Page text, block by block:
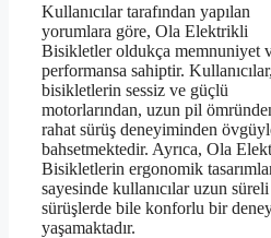
Kullanıcılar tarafından yapılan
yorumlara göre, Ola Elektrikli
Bisikletler oldukça memnuniyet
performansa sahiptir. Kullanıcılar,
bisikletlerin sessiz ve güçlü
motorlarından, uzun pil
rahat sürüş deneyiminden
bahsetmektedir. Ayrıca, Ola
Bisikletlerin ergonomik
sayesinde kullanıcılar uzun süreli
sürüşlerde bile konforlu bir
yaşamaktadır.